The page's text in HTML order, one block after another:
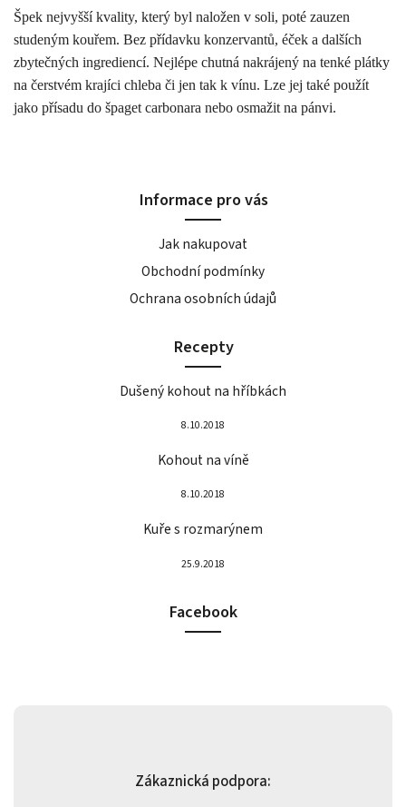
Špek nejvyšší kvality, který byl naložen v soli, poté zauzen
studeným kouřem. Bez přídavku konzervantů, éček a dalších
zbytečných ingrediencí. Nejlépe chutná nakrájený na tenké plátky
na čerstvém krajíci chleba či jen tak k vínu. Lze jej také použít
jako přísadu do špaget carbonara nebo osmažit na pánvi.
Zákaznická podpora:
Informace pro vás
Jak nakupovat
Obchodní podmínky
Ochrana osobních údajů
Recepty
Dušený kohout na hříbkách
8.10.2018
Kohout na víně
8.10.2018
Kuře s rozmarýnem
25.9.2018
Facebook